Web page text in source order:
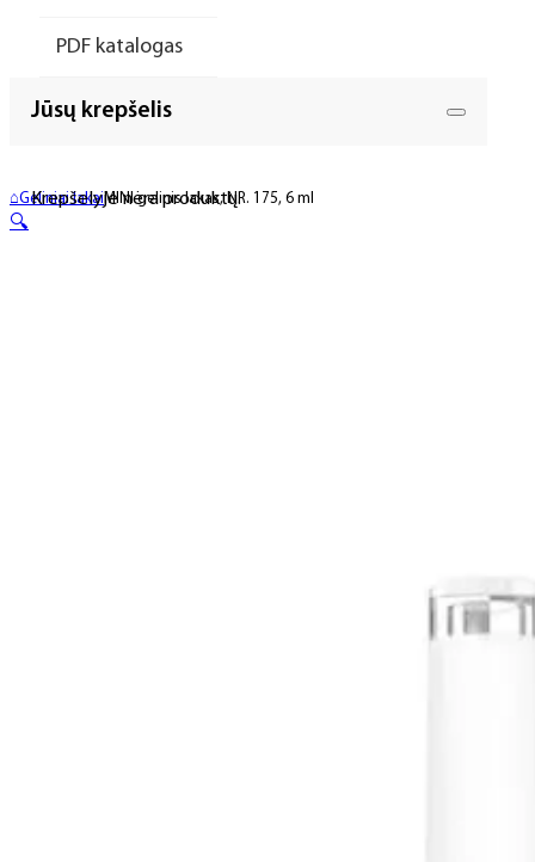
PDF katalogas
Jūsų krepšelis
Krepšelyje nėra produktų.
⌂Geliniai lakaiMINI gelinis lakas, NR. 175, 6 ml
🔍